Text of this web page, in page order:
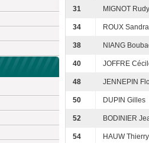
31 MIGNOT Rudy
34 ROUX Sandra
38 NIANG
40 JOFFRE
48 JENNEPIN
50 DUPIN Gilles
52 BODINIER
54 HAUW Thierry